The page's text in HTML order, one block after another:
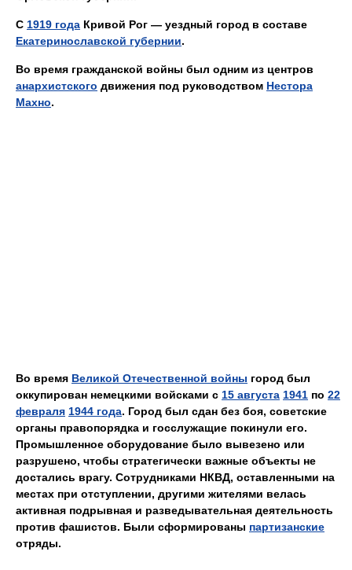
С 1919 года Кривой Рог — уездный город в составе
Екатеринославской губернии.
Во время гражданской войны был одним из центров
анархистского движения под руководством Нестора
Махно.
Во время Великой Отечественной войны город был
оккупирован немецкими войсками с 15 августа 1941 по 22
февраля 1944 года. Город был сдан без боя, советские
органы правопорядка и госслужащие покинули его.
Промышленное оборудование было вывезено или
разрушено, чтобы стратегически важные объекты не
достались врагу. Сотрудниками НКВД, оставленными на
местах при отступлении, другими жителями велась
активная подрывная и разведывательная деятельность
против фашистов. Были сформированы партизанские
отряды.